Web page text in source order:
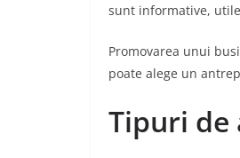
sunt informative,
Promovarea unui
poate alege un
Tipuri de